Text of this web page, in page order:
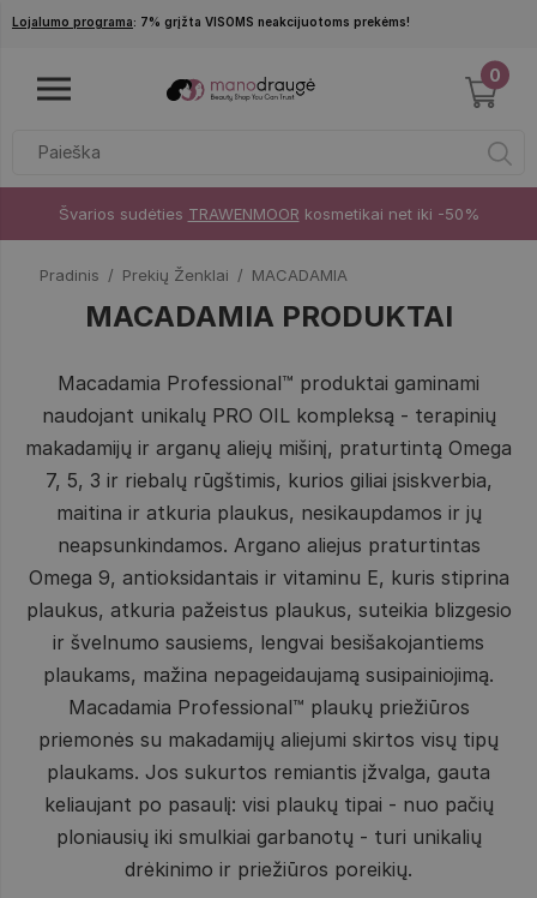
Pereiti į pagrindinį turinį
Lojalumo programa: 7% grįžta VISOMS neakcijuotoms prekėms!
0
Švarios sudėties TRAWENMOOR kosmetikai net iki -50%
Pradinis Prekių Ženklai MACADAMIA
MACADAMIA PRODUKTAI
Macadamia Professional™ produktai gaminami
naudojant unikalų PRO OIL kompleksą - terapinių
makadamijų ir arganų aliejų mišinį, praturtintą Omega
7, 5, 3 ir riebalų rūgštimis, kurios giliai įsiskverbia,
maitina ir atkuria plaukus, nesikaupdamos ir jų
neapsunkindamos. Argano aliejus praturtintas
Omega 9, antioksidantais ir vitaminu E, kuris stiprina
plaukus, atkuria pažeistus plaukus, suteikia blizgesio
ir švelnumo sausiems, lengvai besišakojantiems
plaukams, mažina nepageidaujamą susipainiojimą.
Macadamia Professional™ plaukų priežiūros
priemonės su makadamijų aliejumi skirtos visų tipų
plaukams. Jos sukurtos remiantis įžvalga, gauta
keliaujant po pasaulį: visi plaukų tipai - nuo pačių
ploniausių iki smulkiai garbanotų - turi unikalių
drėkinimo ir priežiūros poreikių.